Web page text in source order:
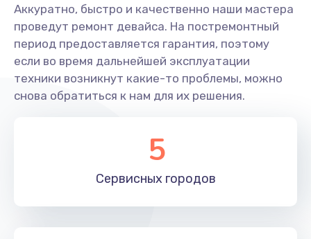
Замена ультразвукового мотора
1800 руб.
Заказать
Аккуратно, быстро и качественно наши мастера
проведут ремонт девайса. На постремонтный
период предоставляется гарантия, поэтому
если во время дальнейшей эксплуатации
техники возникнут какие-то проблемы, можно
снова обратиться к нам для их решения.
5
Сервисных городов